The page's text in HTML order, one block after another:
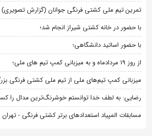
تمرین تیم ملی کشتی فرنگی جوانان (گزارش تصویری)
با حضور در خانه کشتی شیراز انجام شد؛
با حضور اساتید دانشگاهی؛
از روز 19 مردادماه و به میزبانی کمپ تیم های ملی؛
میزبانی کمپ تیم‌های ملی از تیم ملی کشتی فرنگی
رضایی: به لطف خدا توانستم خوشرنگ‌ترین مدال را
مسابقات المپیاد استعدادهای برتر کشتی فرنگی - تهران